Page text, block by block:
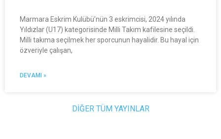
Marmara Eskrim Kulübü’nün 3 eskrimcisi, 2024 yılında
Yıldızlar (U17) kategorisinde Milli Takım kafilesine seçildi.
Milli takıma seçilmek her sporcunun hayalidir. Bu hayal için
özveriyle çalışan,
DEVAMI »
DİĞER TÜM YAYINLAR